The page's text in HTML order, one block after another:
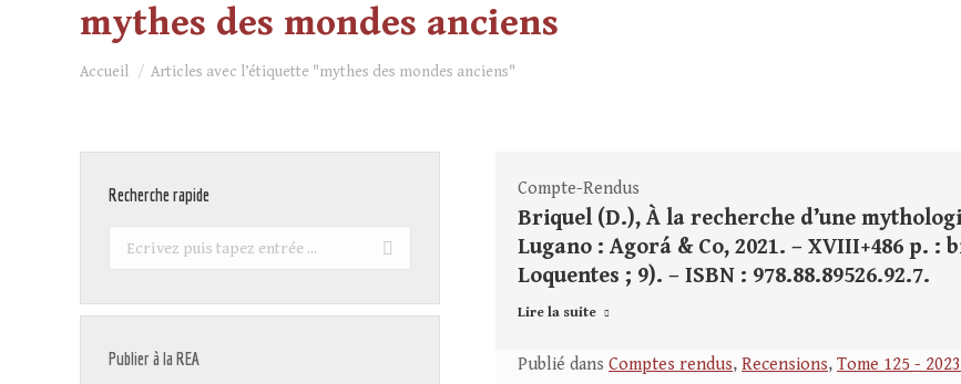
mythes des mondes anciens
Vous êtes ici :
Accueil Articles avec l’étiquette "mythes des mondes anciens"
Compte-Rendus
Briquel (D.), À la recherche d’une
Lugano : Agorá & Co, 2021. – XVIII+486 p.
Loquentes ; 9). – ISBN : 978.88.89526.92.7.
Lire la suite
Publié dans Comptes rendus, Recensions, Tome 125 -
Recherche rapide
Recherche
Publier à la REA